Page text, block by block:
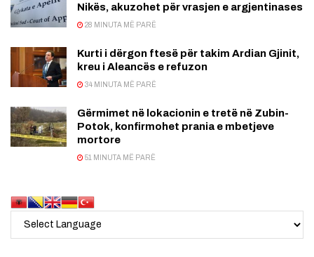
Nikës, akuzohet për vrasjen e argjentinases
28 MINUTA MË PARË
Kurti i dërgon ftesë për takim Ardian Gjinit,
kreu i Aleancës e refuzon
34 MINUTA MË PARË
Gërmimet në lokacionin e tretë në Zubin-
Potok, konfirmohet prania e mbetjeve
mortore
51 MINUTA MË PARË